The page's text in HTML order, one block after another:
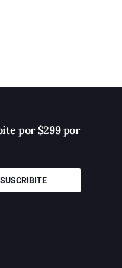
por $299 por
SUSCRIBITE